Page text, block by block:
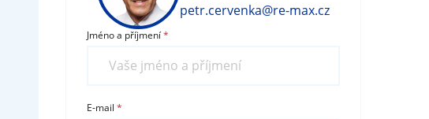
petr.cervenka@re-max.cz
Jméno a příjmení
E-mail